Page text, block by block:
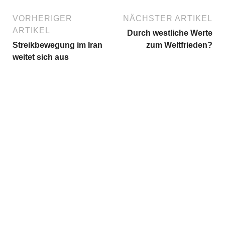
VORHERIGER
ARTIKEL
Streikbewegung im Iran
weitet sich aus
NÄCHSTER ARTIKEL
Durch westliche Werte
zum Weltfrieden?